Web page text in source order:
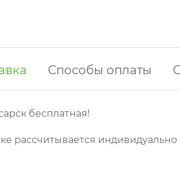
Способы оплаты
бесплатная!
рассчитывается